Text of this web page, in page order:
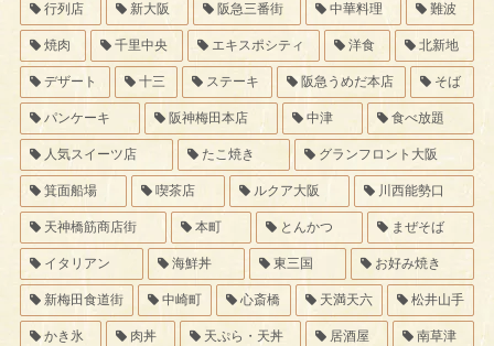
行列店 新大阪 阪急三番街 中華料理 難波
焼肉 千里中央 エキスポシティ 洋食 北新地
デザート 十三 ステーキ 阪急うめだ本店 そば
パンケーキ 阪神梅田本店 中津 食べ放題
人気スイーツ店 たこ焼き グランフロント大阪
箕面船場 喫茶店 ルクア大阪 川西能勢口
天神橋筋商店街 本町 とんかつ まぜそば
イタリアン 海鮮丼 東三国 お好み焼き
新梅田食道街 中崎町 心斎橋 天満天六 松井山手
かき氷 肉丼 天ぷら・天丼 居酒屋 南草津